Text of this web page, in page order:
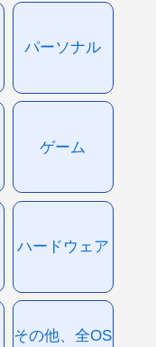
パーソナル
ゲーム
ハードウェア
その他、全OS